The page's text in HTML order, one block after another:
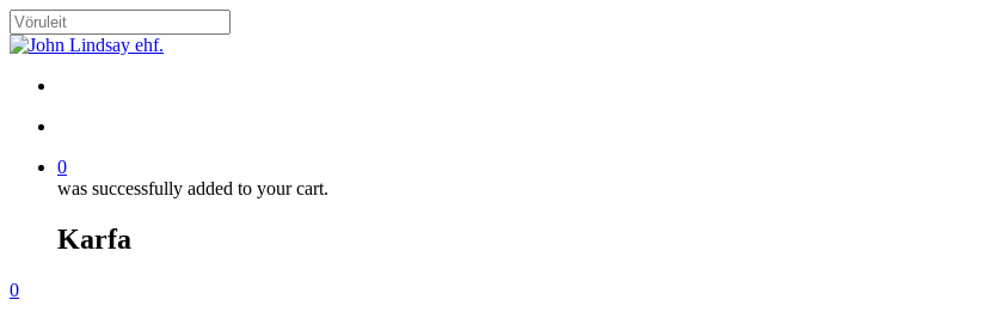
Skip
to
content
Close
0
was successfully added to your cart.
Karfa
Menu
search
account
0